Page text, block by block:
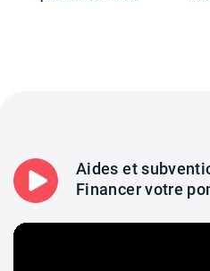
Aides et
Financer votre